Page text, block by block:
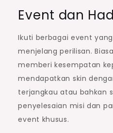
Event dan
Ikuti berbagai event
menjelang perilisan.
memberi kesempatan
mendapatkan skin
terjangkau atau bahkan
penyelesaian misi dan
event khusus.